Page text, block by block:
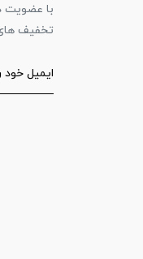
با عضویت
تخفیف